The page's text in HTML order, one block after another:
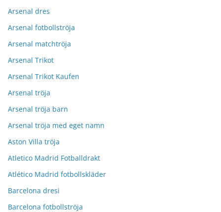
Arsenal dres
Arsenal fotbollströja
Arsenal matchtröja
Arsenal Trikot
Arsenal Trikot Kaufen
Arsenal tröja
Arsenal tröja barn
Arsenal tröja med eget namn
Aston Villa tröja
Atletico Madrid Fotballdrakt
Atlético Madrid fotbollskläder
Barcelona dresi
Barcelona fotbollströja